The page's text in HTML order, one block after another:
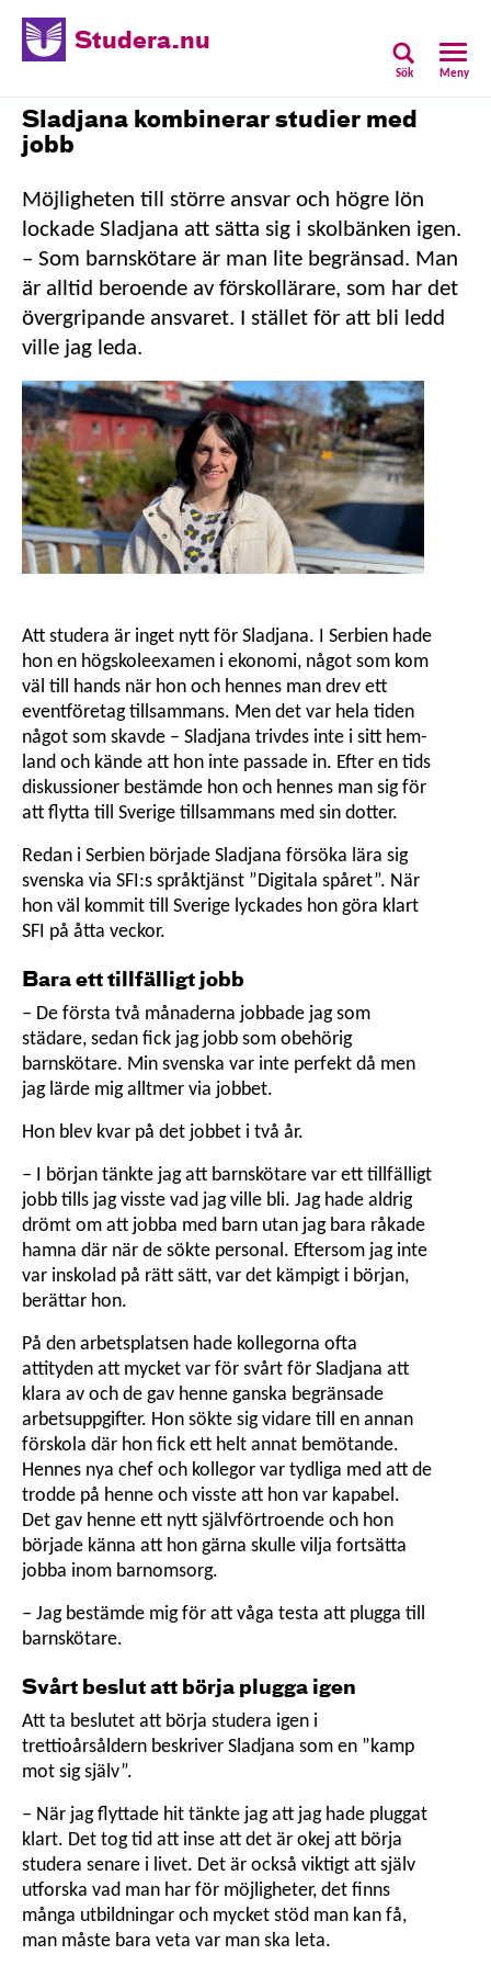
Studera.nu
Sök Meny
Sladjana kombinerar studier med
jobb
Möjligheten till större ansvar och högre lön
lockade Sladjana att sätta sig i skolbänken igen.
– Som barnskötare är man lite begränsad. Man
är alltid beroende av förskollärare, som har det
övergripande ansvaret. I stället för att bli ledd
ville jag leda.
Att studera är inget nytt för Sladjana. I Serbien hade
hon en högskole­examen i ekonomi, något som kom
väl till hands när hon och hennes man drev ett
eventföretag tillsammans. Men det var hela tiden
något som skavde – Sladjana trivdes inte i sitt hem­
land och kände att hon inte passade in. Efter en tids
diskussioner bestämde hon och hennes man sig för
att flytta till Sverige tillsammans med sin dotter.
Redan i Serbien började Sladjana försöka lära sig
svenska via SFI:s språk­tjänst ”Digitala spåret”. När
hon väl kommit till Sverige lyckades hon göra klart
SFI på åtta veckor.
Bara ett tillfälligt jobb
– De första två månaderna jobbade jag som
städare, sedan fick jag jobb som obehörig
barnskötare. Min svenska var inte perfekt då men
jag lärde mig alltmer via jobbet.
Hon blev kvar på det jobbet i två år.
– I början tänkte jag att barnskötare var ett tillfälligt
jobb tills jag visste vad jag ville bli. Jag hade aldrig
drömt om att jobba med barn utan jag bara råkade
hamna där när de sökte personal. Eftersom jag inte
var inskolad på rätt sätt, var det kämpigt i början,
berättar hon.
På den arbetsplatsen hade kollegorna ofta
attityden att mycket var för svårt för Sladjana att
klara av och de gav henne ganska be­gränsa­de
arbetsuppgifter. Hon sökte sig vidare till en annan
förskola där hon fick ett helt annat bemötande.
Hennes nya chef och kollegor var tydliga med att de
trodde på henne och visste att hon var kapabel.
Det gav henne ett nytt självförtroende och hon
började känna att hon gärna skulle vilja fortsätta
jobba inom barnomsorg.
– Jag bestämde mig för att våga testa att plugga till
barnskötare.
Svårt beslut att börja plugga igen
Att ta beslutet att börja studera igen i
trettioårsåldern beskriver Sladjana som en ”kamp
mot sig själv”.
– När jag flyttade hit tänkte jag att jag hade pluggat
klart. Det tog tid att inse att det är okej att börja
studera senare i livet. Det är också viktigt att själv
utforska vad man har för möjligheter, det finns
många utbild­ning­ar och mycket stöd man kan få,
man måste bara veta var man ska leta.